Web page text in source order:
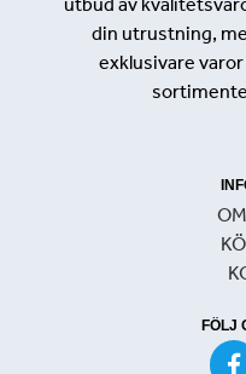
din utrustning,
exklusivare
FÖLJ